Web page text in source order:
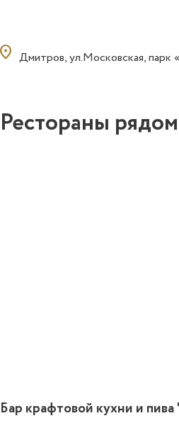
Дмитров, ул.Московская, парк
Рестораны рядом
Бар крафтовой кухни и